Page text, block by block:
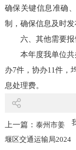
确保关键信息准确
制，确保信息及时发
六、其他需要
本年度我单位
办7件，协办11件，
息处理费。
上一篇： 泰州市姜
堰区交通运输局2024